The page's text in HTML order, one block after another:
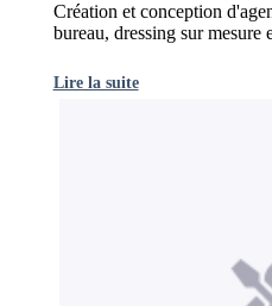
Création et conception
bureau, dressing sur mesure
Lire la suite